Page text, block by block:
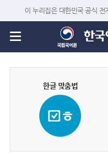
이 누리집은 대한민국 공식 전
한글 맞춤법